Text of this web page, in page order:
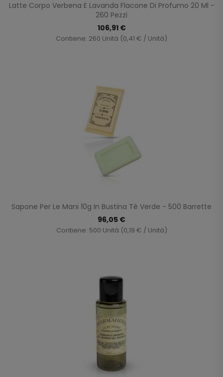
Latte Corpo Verbena E Lavanda Flacone Di Profumo 20 Ml -
260 Pezzi
106,91 €
Contiene: 260 Unità (0,41 € / Unità)
Sapone Per Le Mani 10g In Bustina Tè Verde - 500 Barrette
96,05 €
Contiene: 500 Unità (0,19 € / Unità)